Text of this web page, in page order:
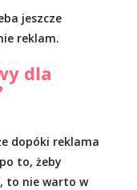
jeszcze
reklam.
dla
dopóki reklama
to, żeby
to nie warto w